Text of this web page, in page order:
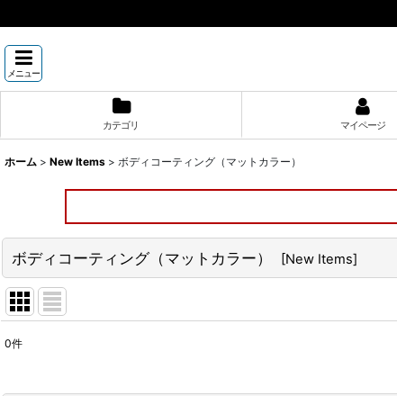
メニュー
カテゴリ マイページ
ホーム > New Items > ボディコーティング（マットカラー）
ボディコーティング（マットカラー） [New Items]
0件